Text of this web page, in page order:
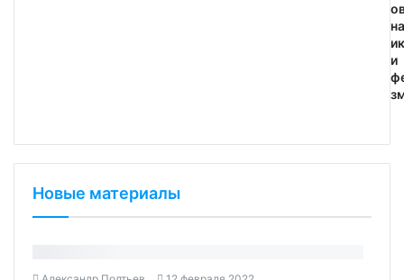
и
Новые материалы